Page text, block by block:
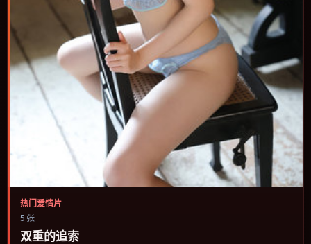
热门爱情片
5 张
双重的追索